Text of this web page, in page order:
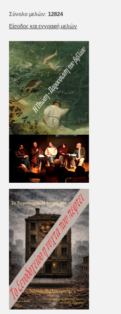
Σύνολο μελών: 12824
Είσοδος και εγγραφή μελών